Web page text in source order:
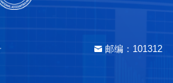
邮编：101312